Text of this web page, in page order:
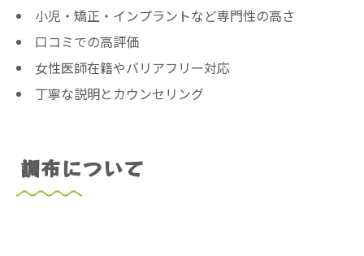
小児・矯正・インプラントなど専門性の高さ
口コミでの高評価
女性医師在籍やバリアフリー対応
丁寧な説明とカウンセリング
調布について